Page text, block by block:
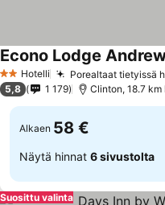
2 Tähtiluokitus
Hotelli Porealtaat tietyissä
Econo Lodge
5,8 1 179 Clinton, 18.7
Alkaen 58 €
Näytä hinnat 6 sivustolta
Suosittu valinta